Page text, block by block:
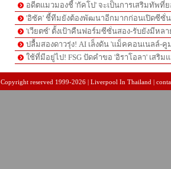
อดีตแมวมองชี้ 'กัคโป' จะเป็นการเสริมทัพที่
'อิซัค' ชี้ทีมยังต้องพัฒนาอีกมากก่อนเปิดซีซั่
'เวียตซ์' ตั้งเป้าคืนฟอร์มซีซั่นสอง-รับยังมีหล
ปลื้มสองดาวรุ่ง! AI เล็งดัน 'แม็คคอนเนลล์-
ใช้ที่มีอยู่ไป! FSG ปัดคำขอ 'อิราโอลา' เสริม
Copyright reserved 1999-2026 | Liverpool In Thailand |